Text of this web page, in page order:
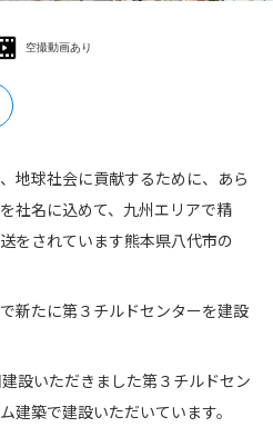
空撮動画あり
地球社会に貢献するために、あら
社名に込めて、九州エリアで精
をされています熊本県八代市の
新たに第３チルドセンターを建設
設いただきました第３チルドセン
建築で建設いただいています。